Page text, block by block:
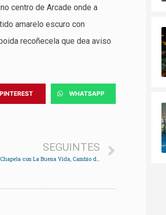
centro de Arcade onde a
amarelo escuro con
recoñecela que dea aviso
PINTEREST WHATSAPP
SEGUINTES
Ciclo de concertos en Chapela con La Buena Vida, Cambio de Pola e Kreisi Nait